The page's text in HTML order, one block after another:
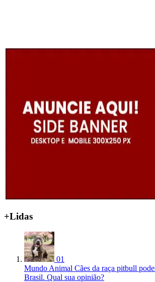
+Lidas
01
Mundo Animal Cães da raça pitbull
Brasil. Qual sua opinião?